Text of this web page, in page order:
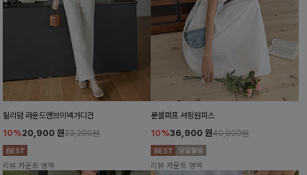
윌리덤 라운드앤브이넥가디건
10%20,900 원23,200원
리뷰 카운트 영역
룬셀퍼프 셔링원피스
10%36,900 원40,900원
리뷰 카운트 영역